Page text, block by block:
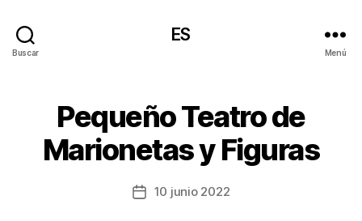
Buscar
ES
Menú
Pequeño Teatro de
Marionetas y Figuras
Fecha10 junio 2022